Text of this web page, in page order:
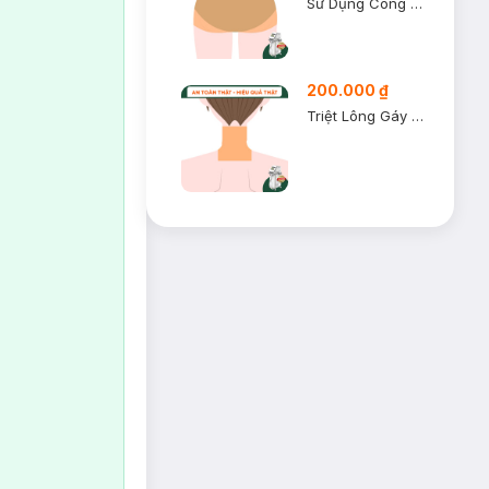
Sử Dụng Công Nghệ Diode Laser
200.000 ₫
Triệt Lông Gáy Nữ (1 Buổi)